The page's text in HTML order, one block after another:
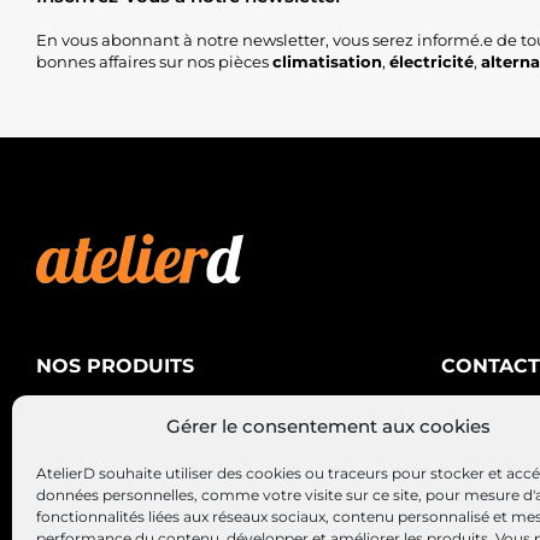
Gérer le consentement aux cookies
AtelierD souhaite utiliser des cookies ou traceurs pour stocker et
données personnelles, comme votre visite sur ce site, pour mesure
fonctionnalités liées aux réseaux sociaux, contenu personnalisé et
En vous abonnant à notre newsletter, vous serez informé.e de
bonnes affaires sur nos piècesclimatisation, électricité,
NOS PRODUITS
Alternateurs – Démarreurs
CONTACT
AtelierD
88200
03 29 22 34